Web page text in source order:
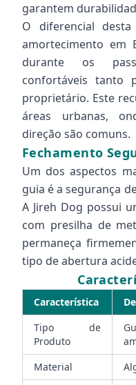
garantem
O diferencial
amortecimento em
durante os
confortáveis tanto
proprietário. Este
áreas urbanas,
direção são comuns.
Fechamento
Um dos aspectos
guia é a segurança
A Jireh Dog possui
com presilha de
permaneça
tipo de abertura
Característica
Tipo de
Produto
Material